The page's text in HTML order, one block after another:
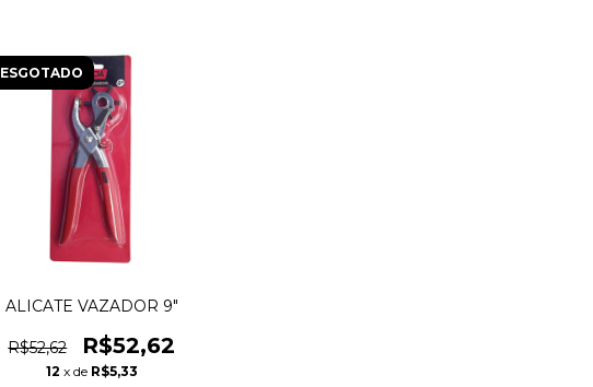
ESGOTADO
ALICATE VAZADOR 9"
R$52,62 R$52,62
12 x de R$5,33